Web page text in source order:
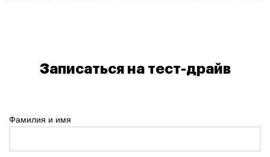
Записаться на тест-драйв
Фамилия и имя